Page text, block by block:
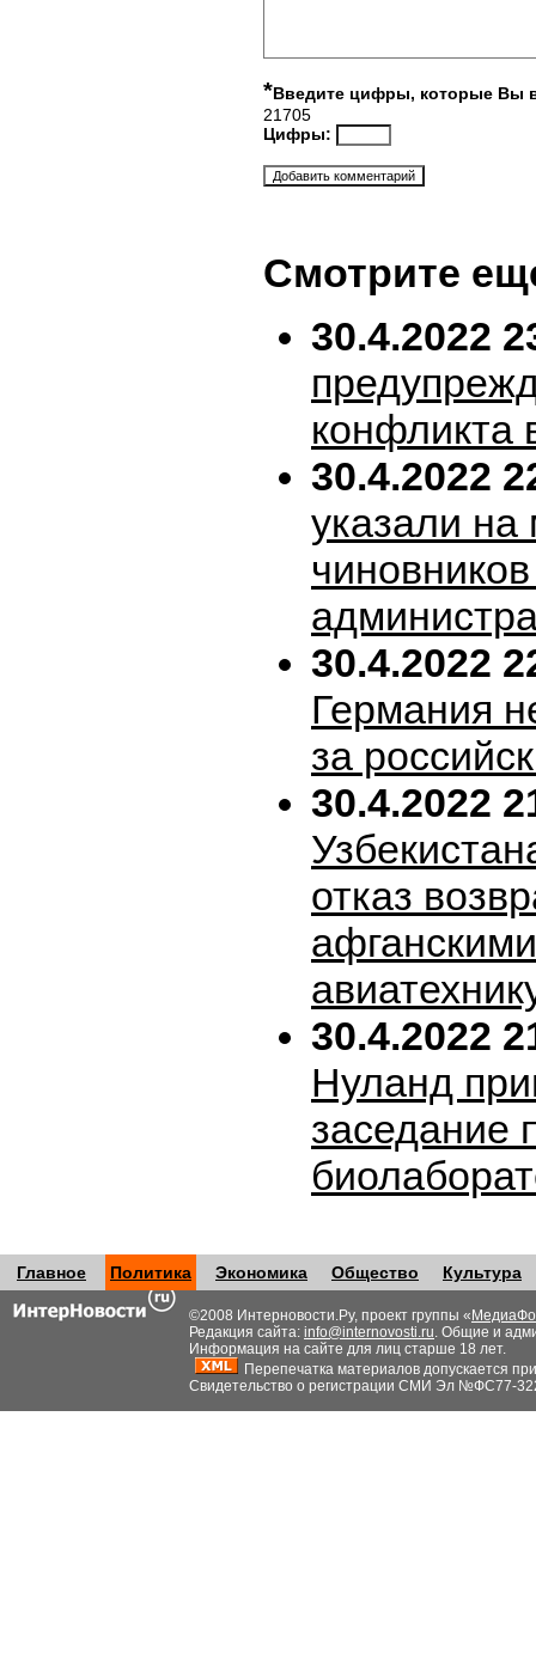
*Введите цифры, которые Вы
21705
Цифры:
Смотрите
30.4.2022
конфликта
30.4.2022
указали на
30.4.2022
Германия
за
30.4.2022
отказ
30.4.2022
Нуланд
заседание
Главное Политика Экономика Общество Культура
©2008 Интерновости.Ру, проект группы «
Редакция сайта: info@internovosti.ru. Общие и
Информация на сайте для лиц старше 18 лет.
Перепечатка материалов допускается
Свидетельство о регистрации СМИ Эл №ФС77-